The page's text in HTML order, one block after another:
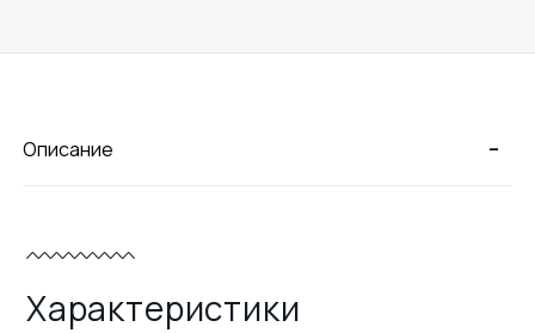
-
Описание
Характеристики